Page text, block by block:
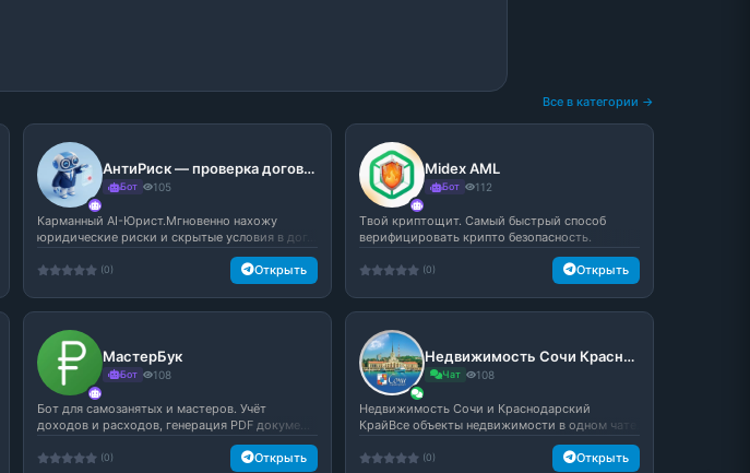
Все в категории →
АнтиРиск — проверка договоров
Бот 105
Карманный AI-Юрист.Мгновенно нахожу
юридические риски и скрытые условия в дог...
(0) Открыть
Midex AML
Бот 112
Tвой криптощит. Самый быстрый способ
верифицировать крипто безопасность.
(0) Открыть
МастерБук
Бот 108
Бот для самозанятых и мастеров. Учёт
доходов и расходов, генерация PDF докуме...
(0) Открыть
Недвижимость Сочи Краснодар чат №1
Чат 108
Недвижимость Сочи и Краснодарский
КрайВсе объекты недвижимости в одном чате.
(0) Открыть